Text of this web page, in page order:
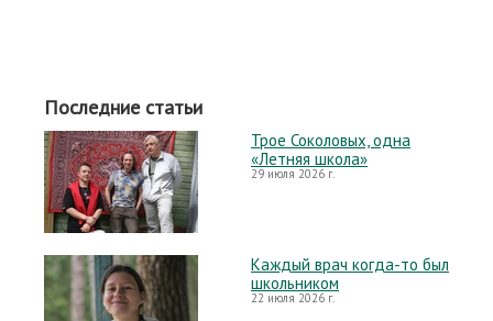
Последние статьи
Трое Соколовых, одна
«Летняя школа»
29 июля 2026 г.
Каждый врач когда-то был
школьником
22 июля 2026 г.